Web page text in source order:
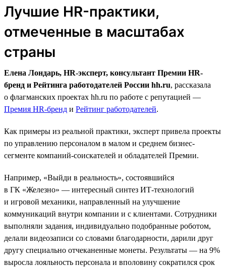
Лучшие HR-практики,
отмеченные в масштабах
страны
Елена Лондарь, HR-эксперт, консультант Премии HR-
бренд и Рейтинга работодателей России hh.ru, рассказала
о флагманских проектах hh.ru по работе с репутацией —
Премия HR-бренд и Рейтинг работодателей.
Как примеры из реальной практики, эксперт привела проекты
по управлению персоналом в малом и среднем бизнес-
сегменте компаний-соискателей и обладателей Премии.
Например, «Выйди в реальность», состоявшийся
в ГК «Железно» — интересный синтез ИТ-технологий
и игровой механики, направленный на улучшение
коммуникаций внутри компании и с клиентами. Сотрудники
выполняли задания, индивидуально подобранные роботом,
делали видеозаписи со словами благодарности, дарили друг
другу специально отчеканенные монеты. Результаты — на 9%
выросла лояльность персонала и вполовину сократился срок